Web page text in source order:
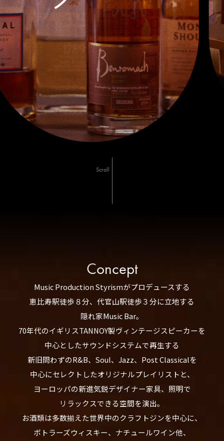
Scroll
Concept
Music Production Styrismがプロデュースする
恵比寿駅徒歩８分、代官山駅徒歩３分に立地する
隠れ家Music Bar。
70年代のイギリスTANNOY製ヴィンテージスピーカーを
中心としたサウンドシステムで再生する
新旧問わずのR&B、Soul、Jazz、Post Classicalを
中心にセレクトしたオリジナルプレイリストと、
ヨーロッパの新進気鋭デザイナー家具、照明で
リラックスできる空間を演出。
お酒類は多数揃えた世界中のクラフトジンを中心に、
ボトラーズウィスキー、ナチュールワイン他、